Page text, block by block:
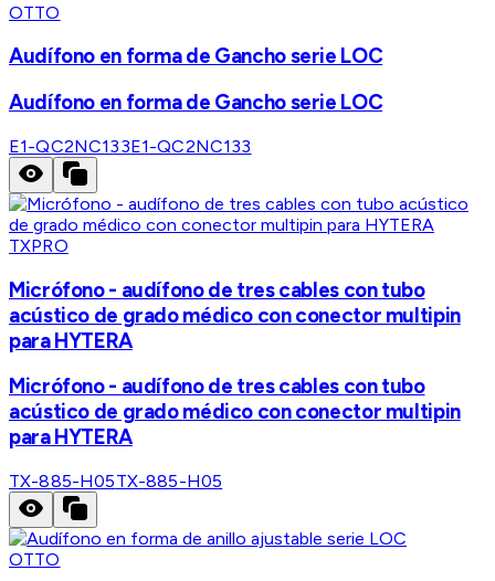
OTTO
Audífono en forma de Gancho serie LOC
Audífono en forma de Gancho serie LOC
E1-QC2NC133E1-QC2NC133
TXPRO
Micrófono - audífono de tres cables con tubo
acústico de grado médico con conector multipin
para HYTERA
Micrófono - audífono de tres cables con tubo
acústico de grado médico con conector multipin
para HYTERA
TX-885-H05TX-885-H05
OTTO